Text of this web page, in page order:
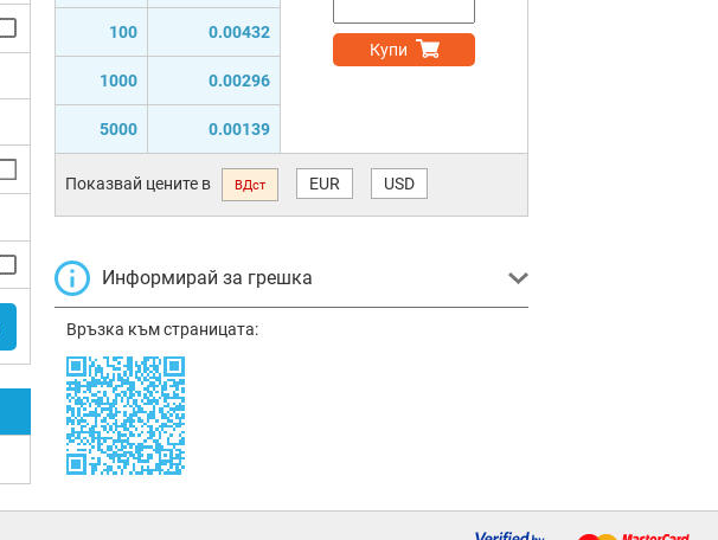
100 0.00432
1000 0.00296
5000 0.00139
Купи
Показвай цените в ВДст EUR USD
Информирай за грешка
Връзка към страницата: